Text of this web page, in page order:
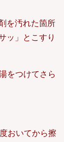
を汚れた箇所
ッ」とこすり
をつけてさら
おいてから擦